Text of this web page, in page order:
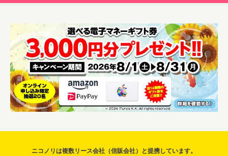
ニコノリは複数リース会社（信販会社）と提携しています。